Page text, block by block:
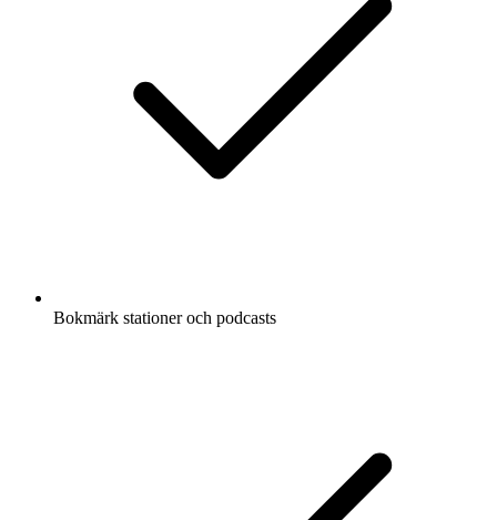
Bokmärk stationer och podcasts